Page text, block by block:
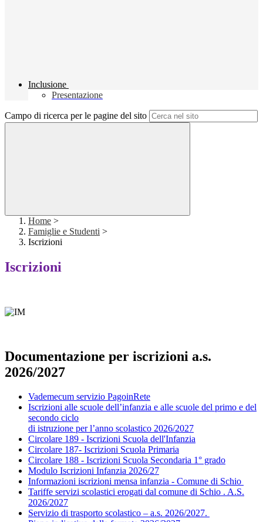
Inclusione
Presentazione
Campo di ricerca per le pagine del sito
Home >
Famiglie e Studenti >
Iscrizioni
Iscrizioni
Documentazione per iscrizioni a.s.
2026/2027
Vademecum servizio PagoinRete
Iscrizioni alle scuole dell’infanzia e alle scuole del primo e del
secondo ciclo
di istruzione per l’anno scolastico 2026/2027
Circolare 189 - Iscrizioni Scuola dell'Infanzia
Circolare 187- Iscrizioni Scuola Primaria
Circolare 188 - Iscrizioni Scuola Secondaria 1° grado
Modulo Iscrizioni Infanzia 2026/27
Informazioni iscrizioni mensa infanzia - Comune di Schio
Tariffe servizi scolastici erogati dal comune di Schio . A.S.
2026/2027
Servizio di trasporto scolastico – a.s. 2026/2027.